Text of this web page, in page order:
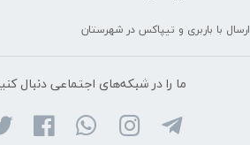
ارسال با باربری و تیپاکس در شهرستان
ما را در شبکه‌های اجتماعی دنبال